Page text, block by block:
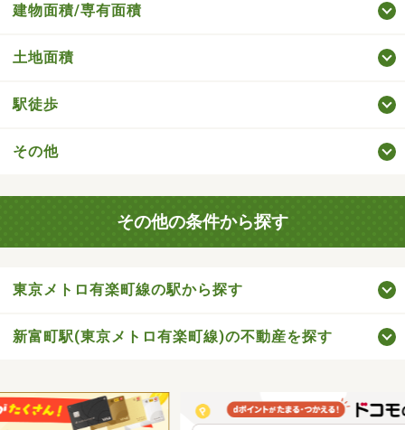
建物面積/専有面積
土地面積
駅徒歩
その他
その他の条件から探す
東京メトロ有楽町線の駅から探す
新富町駅(東京メトロ有楽町線)の不動産を探す